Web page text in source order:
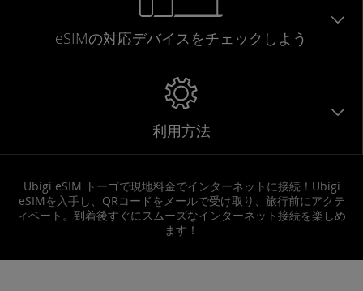
eSIMの対応デバイスをチェックしよう
利用方法
Ubigi eSIM トーゴで現地料金でインターネットに接続！Ubigi
eSIMを入手し、QRコードをメールで受け取り、旅行前にアクテ
ィベート。到着後すぐにスムーズなインターネット接続を楽しめ
ます！